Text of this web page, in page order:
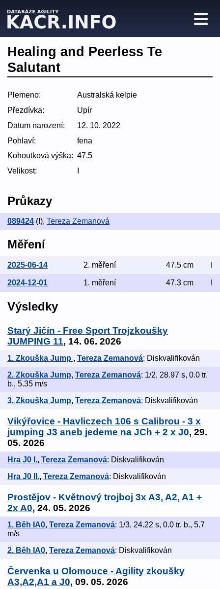
Healing and Peerless Te
Salutant
Plemeno:
Australská kelpie
Přezdívka:
Upír
Datum narození:
12. 10. 2022
Pohlaví:
fena
Kohoutková výška: 47.5
Velikost:
Průkazy
089424 (I), Tereza Zemanová
Měření
2025-06-14 2. měření 47.5 cm
2024-12-01 1. měření 47.3 cm
Výsledky
Starý Jičín - Free Sport Trojzkoušky
JUMPING 11, 14. 06. 2026
1. Zkouška Jump , Tereza Zemanová: Diskvalifikován
2. Zkouška Jump, Tereza Zemanová: 1/2, 28.97 s, 0.0 tr.
b., 5.35 m/s
3. Zkouška Jump, Tereza Zemanová: Diskvalifikován
Vikýřovice - Havliczech 106 s Calibrou - 3 x
jumping J3 aneb jedeme na JCh + 2 x J0, 29.
05. 2026
Hra J0 I., Tereza Zemanová: Diskvalifikován
Hra J0 II., Tereza Zemanová: Diskvalifikován
Prostějov - Květnový trojboj 3x A3, A2, A1 +
2x A0, 24. 05. 2026
1. Běh IA0, Tereza Zemanová: 1/3, 24.22 s, 0.0 tr. b., 5.7
m/s
2. Běh IA0, Tereza Zemanová: Diskvalifikován
Červenka u Olomouce - Agility zkoušky
A3,A2,A1 a J0, 09. 05. 2026